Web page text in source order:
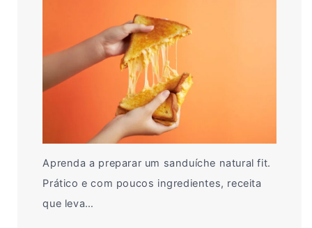
Aprenda a preparar um sanduíche natural fit.
Prático e com poucos ingredientes, receita
que leva…